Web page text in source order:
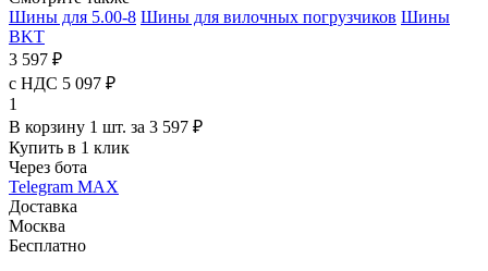
Шины для 5.00-8 Шины для вилочных погрузчиков Шины
BKT
3 597 ₽
с НДС 5 097 ₽
1
В корзину 1 шт. за 3 597 ₽
Купить в 1 клик
Через бота
Telegram MAX
Доставка
Москва
Бесплатно